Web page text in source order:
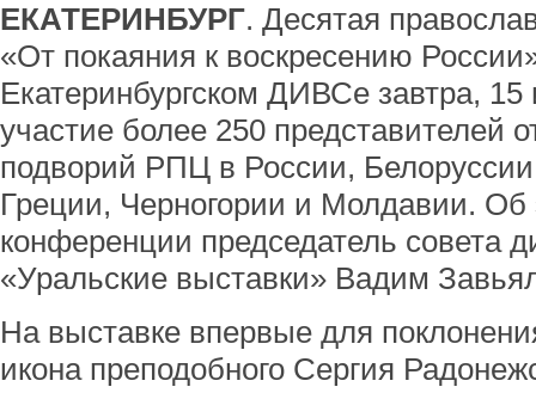
ЕКАТЕРИНБУРГ. Десятая
«От покаяния к воскресению
Екатеринбургском ДИВСе завтра,
участие более 250 представителей
подворий РПЦ в России,
Греции, Черногории и Молдавии. Об
конференции председатель совета
«Уральские выставки» Вадим
На выставке впервые для
икона преподобного Сергия